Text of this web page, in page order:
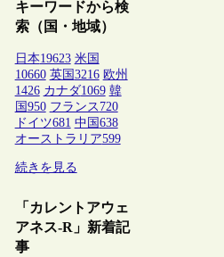
キーワードから検
索（国・地域）
日本19623 米国
10660 英国 3216 欧州
1426 カナダ1069 韓
国 950 フランス 720
ドイツ681 中国 638
オーストラリア599
続きを見る
「カレントアウェ
アネス-R」新着記
事